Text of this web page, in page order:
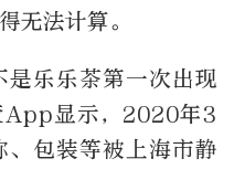
无法计算。
是乐乐茶第一次出现
App显示，2020年3
、包装等被上海市静